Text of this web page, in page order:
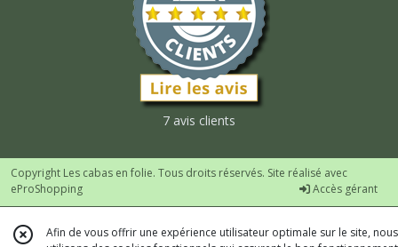
7 avis clients
Copyright Les cabas en folie. Tous droits réservés. Site réalisé avec
eProShopping
Accès gérant
Afin de vous offrir une expérience utilisateur optimale sur le site, nous